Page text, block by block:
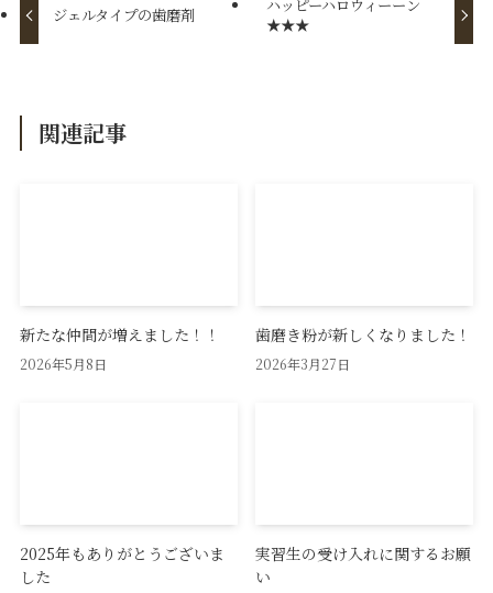
ジェルタイプの歯磨剤
ハッピーハロウィーーン
★★★
関連記事
新たな仲間が増えました！！
2026年5月8日
歯磨き粉が新しくなりました！
2026年3月27日
2025年もありがとうございま
した
実習生の受け入れに関するお願
い